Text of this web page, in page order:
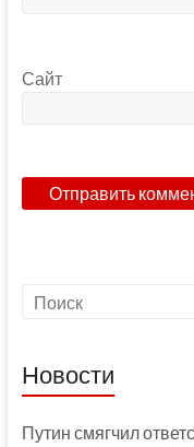
Сайт
Новости
Путин смягчил